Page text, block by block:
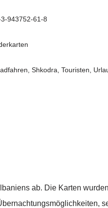
943752-61-8
,Shkodra,Touristen,
ab. Die Karten